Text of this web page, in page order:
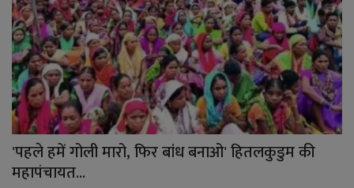
'पहले हमें गोली मारो, फिर बांध बनाओ' हितलकुडुम की
महापंचायत...